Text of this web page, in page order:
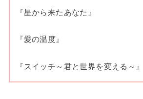
『星から来たあなた』
『愛の温度』
『スイッチ～君と世界を変える～』